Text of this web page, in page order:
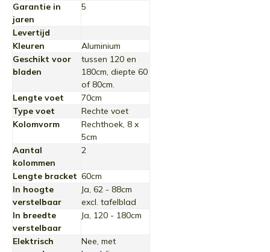
Garantie in
jaren
5
Levertijd
Kleuren
Aluminium
Geschikt voor
bladen
tussen 120 en
180cm, diepte 60
of 80cm.
Lengte voet
70cm
Type voet
Rechte voet
Kolomvorm
Rechthoek, 8 x
5cm
Aantal
kolommen
2
Lengte bracket 60cm
In hoogte
verstelbaar
Ja, 62 - 88cm
excl. tafelblad
In breedte
verstelbaar
Ja, 120 - 180cm
Elektrisch
Nee, met